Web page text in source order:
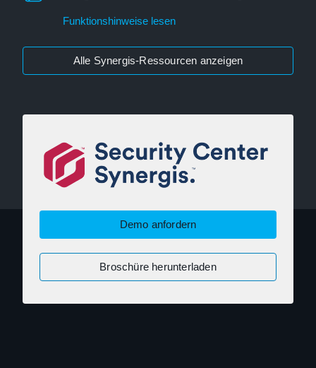
Funktionshinweise lesen
Alle Synergis-Ressourcen anzeigen
Demo anfordern
Broschüre herunterladen